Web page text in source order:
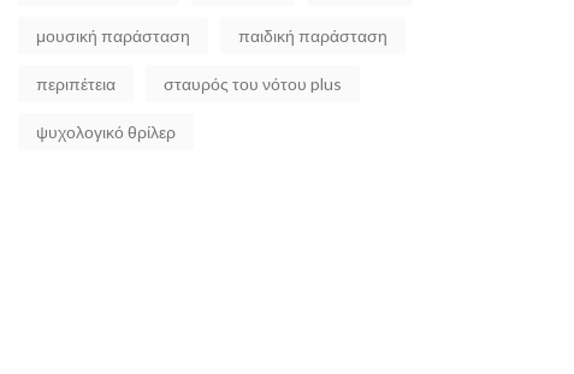
μουσική παράσταση παιδική παράσταση
περιπέτεια σταυρός του νότου plus
ψυχολογικό θρίλερ